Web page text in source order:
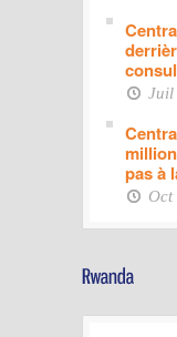
Juil
pas à
Oct